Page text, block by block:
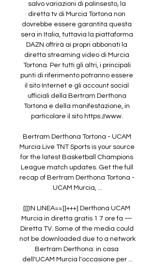
salvo variazioni di palinsesto, la
diretta tv di Murcia Tortona non
dovrebbe essere garantita questa
sera in Italia, tuttavia la piattaforma
DAZN offrirà ai propri abbonati la
diretta streaming video di Murcia
Tortona. Per tutti gli altri, i principali
punti di riferimento potranno essere
il sito Internet e gli account social
ufficiali della Bertram Derthona
Tortona e della manifestazione, in
particolare il sito https://www.
Bertram Derthona Tortona - UCAM
Murcia Live TNT Sports is your source
for the latest Basketball Champions
League match updates. Get the full
recap of Bertram Derthona Tortona -
UCAM Murcia, ...
[[[IN LINEA==]]+++] Derthona UCAM
Murcia in diretta gratis 1 7 ore fa —
Diretta TV. Some of the media could
not be downloaded due to a network
Bertram Derthona: in casa
dell'UCAM Murcia l'occasione per ...